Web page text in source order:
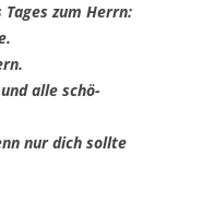
zum Herrn:
alle schö­
nur dich soll­te